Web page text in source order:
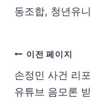
동조합, 청년유
이전 페이지
손정민 사건 리
유튜브 음모론